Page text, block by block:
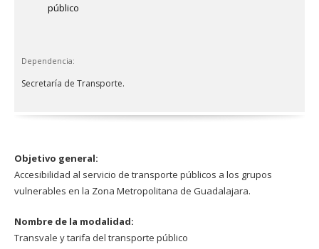
público
Dependencia:
Secretaría de Transporte.
Objetivo general:
Accesibilidad al servicio de transporte públicos a los grupos
vulnerables en la Zona Metropolitana de Guadalajara.
Nombre de la modalidad:
Transvale y tarifa del transporte público